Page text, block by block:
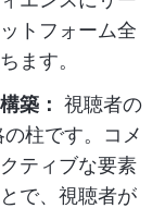
トフォーム全
ます。
築： 視聴者の
柱です。コメ
ティブな要素
で、視聴者が